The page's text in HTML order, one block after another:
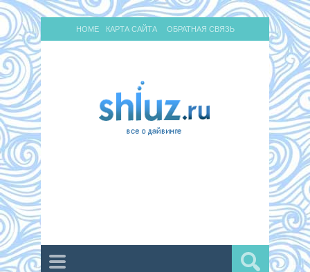
HOME КАРТА САЙТА ОБРАТНАЯ СВЯЗЬ